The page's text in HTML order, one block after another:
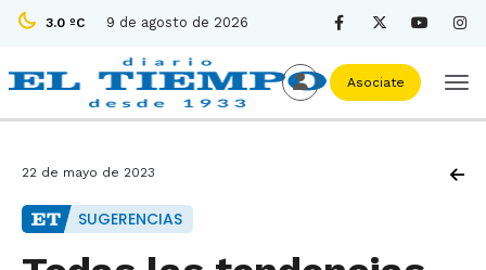
3.0 ºC 9 de agosto de 2026
Asociate
22 de mayo de 2023
SUGERENCIAS